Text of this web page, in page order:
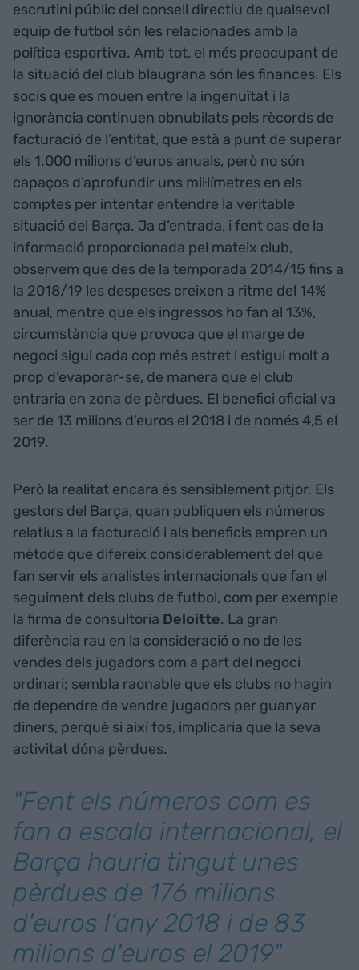
escrutini públic del consell directiu de qualsevol
equip de futbol són les relacionades amb la
política esportiva. Amb tot, el més preocupant de
la situació del club blaugrana són les finances. Els
socis que es mouen entre la ingenuïtat i la
ignorància continuen obnubilats pels rècords de
facturació de l’entitat, que està a punt de superar
els 1.000 milions d’euros anuals, però no són
capaços d’aprofundir uns mil·límetres en els
comptes per intentar entendre la veritable
situació del Barça. Ja d’entrada, i fent cas de la
informació proporcionada pel mateix club,
observem que des de la temporada 2014/15 fins a
la 2018/19 les despeses creixen a ritme del 14%
anual, mentre que els ingressos ho fan al 13%,
circumstància que provoca que el marge de
negoci sigui cada cop més estret i estigui molt a
prop d’evaporar-se, de manera que el club
entraria en zona de pèrdues. El benefici oficial va
ser de 13 milions d'euros el 2018 i de només 4,5 el
2019.
Però la realitat encara és sensiblement pitjor. Els
gestors del Barça, quan publiquen els números
relatius a la facturació i als beneficis empren un
mètode que difereix considerablement del que
fan servir els analistes internacionals que fan el
seguiment dels clubs de futbol, com per exemple
la firma de consultoria Deloitte. La gran
diferència rau en la consideració o no de les
vendes dels jugadors com a part del negoci
ordinari; sembla raonable que els clubs no hagin
de dependre de vendre jugadors per guanyar
diners, perquè si així fos, implicaria que la seva
activitat dóna pèrdues.
"Fent els números com es
fan a escala internacional, el
Barça hauria tingut unes
pèrdues de 176 milions
d'euros l’any 2018 i de 83
milions d'euros el 2019"